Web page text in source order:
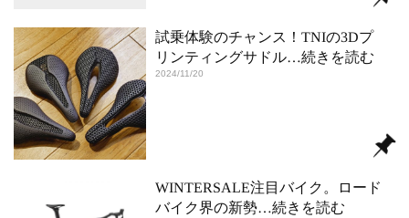
試乗体験のチャンス！TNIの3Dプ
リンティングサドル…続きを読む
2024/11/20
WINTERSALE注目バイク。ロード
バイク界の新勢…続きを読む